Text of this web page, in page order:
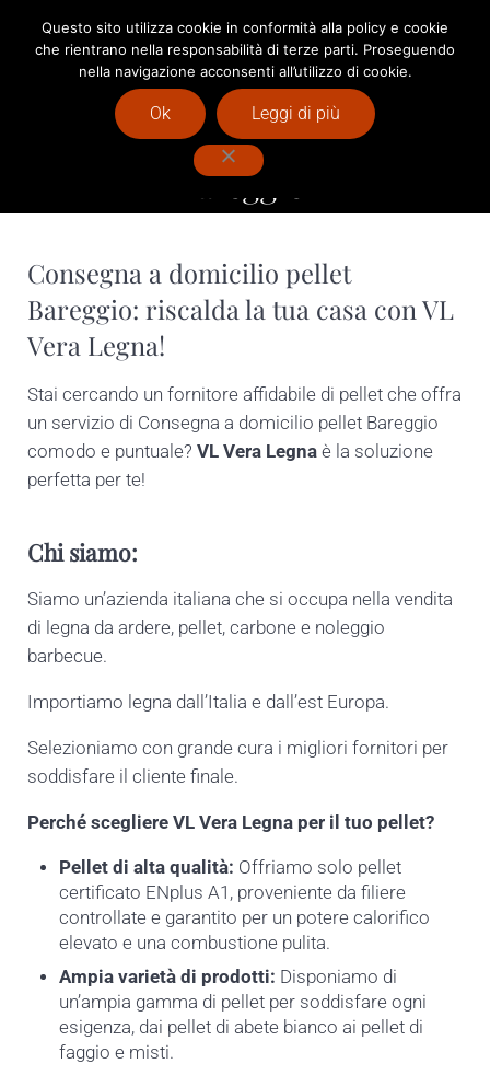
Vendita Pellet Milano : Vera Legna
Menu Header Search
Consegna a domicilio pellet
Bareggio
Consegna a domicilio pellet
Bareggio: riscalda la tua casa con VL
Vera Legna!
Stai cercando un fornitore affidabile di pellet che offra
un servizio di Consegna a domicilio pellet Bareggio
comodo e puntuale? VL Vera Legnaè la soluzione
perfetta per te!
Chi siamo:
Siamo un’azienda italiana che si occupa nella vendita
di legna da ardere, pellet, carbone e noleggio
barbecue.
Importiamo legna dall’Italia e dall’est Europa.
Selezioniamo con grande cura i migliori fornitori per
soddisfare il cliente finale.
Perché scegliere VL Vera Legna per il tuo pellet?
Pellet di alta qualità: Offriamo solo pellet
certificato ENplus A1, proveniente da filiere
controllate e garantito per un potere calorifico
elevato e una combustione pulita.
Ampia varietà di prodotti: Disponiamo di
un’ampia gamma di pellet per soddisfare ogni
esigenza, dai pellet di abete bianco ai pellet di
faggio e misti.
Questo sito utilizza cookie in conformità alla policy e cookie
che rientrano nella responsabilità di terze parti. Proseguendo
nella navigazione acconsenti all’utilizzo di cookie.
Ok Leggi di più